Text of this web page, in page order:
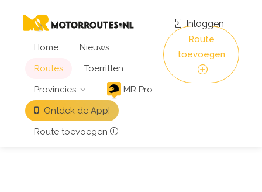
Home
Nieuws
Routes
Toerritten
Provincies
MR Pro
Ontdek de App!
Route toevoegen
Inloggen
Route
toevoegen